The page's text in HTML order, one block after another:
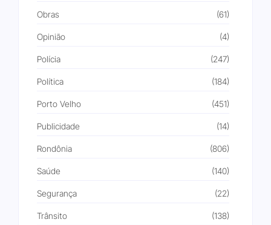
Obras (61)
Opinião (4)
Polícia (247)
Política (184)
Porto Velho (451)
Publicidade (14)
Rondônia (806)
Saúde (140)
Segurança (22)
Trânsito (138)